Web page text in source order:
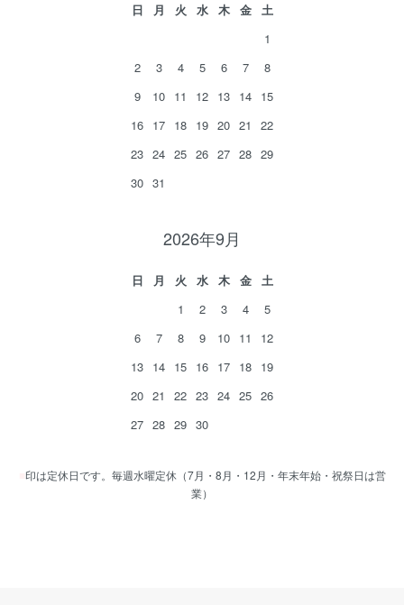
日 月 火 水 木 金
土
1
2
3 4 5 6 7
8
9
10 11 12 13 14 15
16 17 18 19 20 21
22
23 24 25 26 27 28 29
30 31
2026年9月
日 月 火 水 木 金
土
1
2 3 4
5
6
7 8 9 10 11
12
13 14 15 16 17 18 19
20 21 22 23 24 25 26
27 28 29 30
印は定休日です。毎週水曜定休（7月・8月・12月・年末年始・祝祭日は営
業）